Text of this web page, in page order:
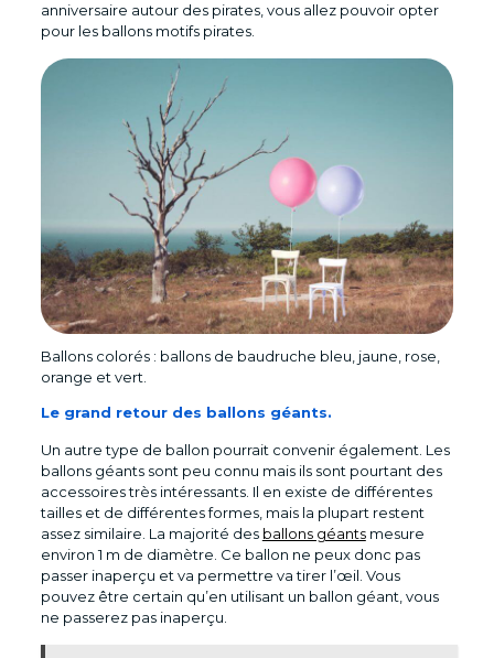
anniversaire autour des pirates, vous allez pouvoir opter
pour les ballons motifs pirates.
Ballons colorés : ballons de baudruche bleu, jaune, rose,
orange et vert.
Le grand retour des ballons géants.
Un autre type de ballon pourrait convenir également. Les
ballons géants sont peu connu mais ils sont pourtant des
accessoires très intéressants. Il en existe de différentes
tailles et de différentes formes, mais la plupart restent
assez similaire. La majorité des ballons géantsmesure
environ 1 m de diamètre. Ce ballon ne peux donc pas
passer inaperçu et va permettre va tirer l’œil. Vous
pouvez être certain qu’en utilisant un ballon géant, vous
ne passerez pas inaperçu.